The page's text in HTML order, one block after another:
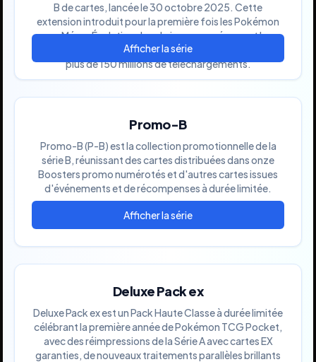
B de cartes, lancée le 30 octobre 2025. Cette
extension introduit pour la première fois les Pokémon
ex Méga-Évolution dans le jeu, commémorant le
premier anniversaire de Pokemon TCG Pocket avec
plus de 150 millions de téléchargements.
Promo-B
Promo-B (P-B) est la collection promotionnelle de la
série B, réunissant des cartes distribuées dans onze
Boosters promo numérotés et d'autres cartes issues
d'événements et de récompenses à durée limitée.
Deluxe Pack ex
Deluxe Pack ex est un Pack Haute Classe à durée limitée
célébrant la première année de Pokémon TCG Pocket,
avec des réimpressions de la Série A avec cartes EX
garanties, de nouveaux traitements parallèles brillants